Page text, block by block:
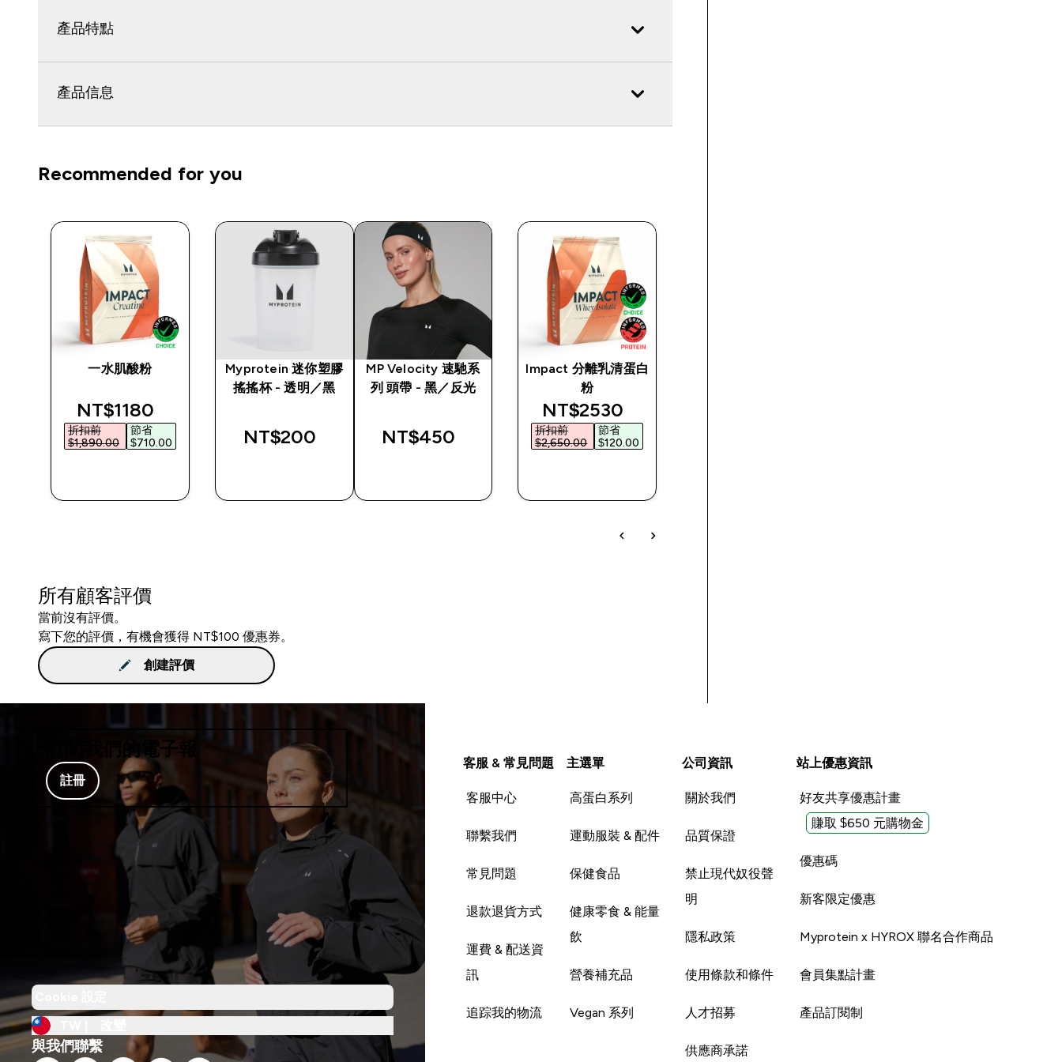
產品特點
產品信息
Recommended for you
一水肌酸粉
discounted price
NT$1180‎
折扣前
$1,890.00‎
節省
$710.00‎
Myprotein 迷你塑膠
搖搖杯 - 透明／黑
NT$200‎
MP Velocity 速馳系
列 頭帶 - 黑／反光
NT$450‎
Impact 分離乳清蛋白
粉
discounted price
NT$2530‎
折扣前
$2,650.00‎
節省
$120.00‎
所有顧客評價
當前沒有評價。
寫下您的評價，有機會獲得 NT$100 優惠券。
創建評價
訂閱我們的電子報
註冊
與我們聯繫
客服 & 常見問題
客服中心
聯繫我們
常見問題
退款退貨方式
運費 & 配送資
訊
追踪我的物流
主選單
高蛋白系列
運動服裝 & 配件
保健食品
健康零食 & 能量
飲
營養補充品
Vegan 系列
公司資訊
關於我們
品質保證
禁止現代奴役聲
明
隱私政策
使用條款和條件
人才招募
供應商承諾
站上優惠資訊
好友共享優惠計畫
賺取 $650 元購物金
優惠碼
新客限定優惠
Myprotein x HYROX 聯名合作商品
會員集點計畫
產品訂閱制